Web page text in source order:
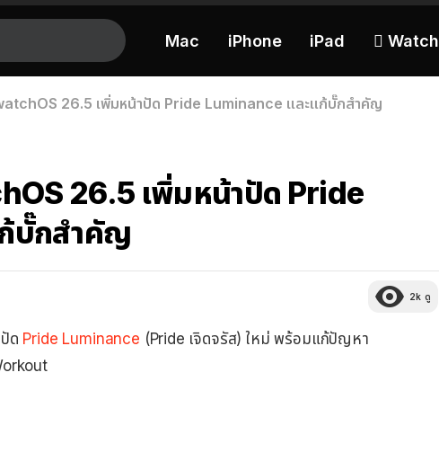
Mac iPhone iPad  Watch
26.5 เพิ่มหน้าปัด Pride Luminance และแก้บั๊กสำคัญ
26.5 เพิ่มหน้าปัด Pride
บั๊กสำคัญ
2k ดู
ด Pride Luminance (Pride เจิดจรัส) ใหม่ พร้อมแก้ปัญหา